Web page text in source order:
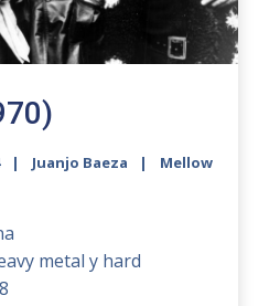
Juanjo Baeza
Mellow
metal y hard